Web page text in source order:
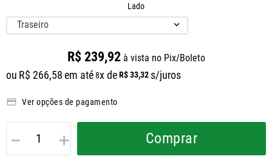
Lado
Traseiro
R$ 239,92à vista no Pix/Boleto
ou R$ 266,58em até8x deR$33,32 s/juros
Ver opções de pagamento
＋
－ Comprar